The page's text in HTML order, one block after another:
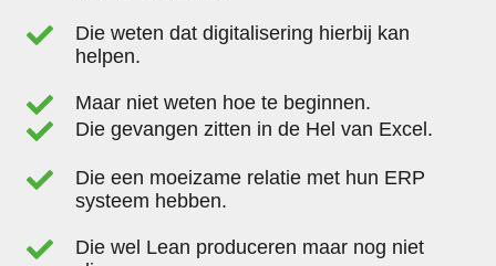
Die weten dat digitalisering hierbij kan
helpen.
Maar niet weten hoe te beginnen.
Die gevangen zitten in de Hel van Excel.
Die een moeizame relatie met hun ERP
systeem hebben.
Die wel Lean produceren maar nog niet